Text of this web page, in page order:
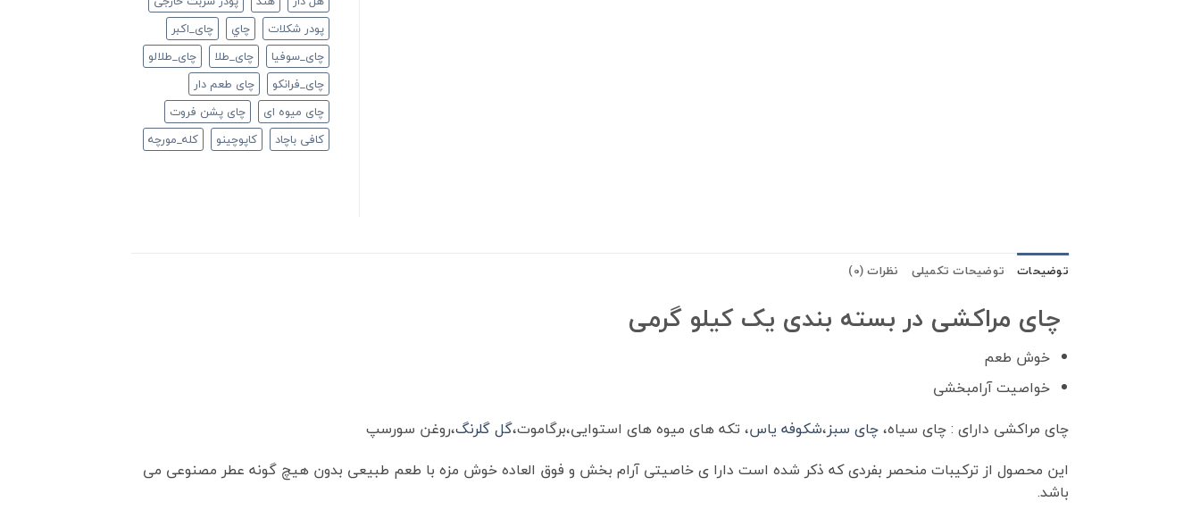
پودر شکلات
چاي
چای_اکبر
چای_سوفیا
چای_طلا
چای_طلالو
چای_فرانكو
چای طعم دار
چای میوه ای
چای پشن فروت
کافی باچاد
کاپوچینو کله_مورچه
توضیحات توضیحات تکمیلی نظرات (0)
چای مراکشی در بسته بندی یک کیلو گرمی
خوش طعم
خواصیت آرامبخشی
چای مراکشی دارای : چای سیاه،چای سبز،شکوفه یاس، تکه های میوه های استوایی،برگاموت،گل گلرنگ،روغن سورسپ
این محصول از ترکیبات منحصر بفردی که ذکر شده است دارا ی خاصیتی آرام بخش و فوق العاده خوش مزه با طعم طبیعی بدون هیچ گونه عطر مصنوعی می
باشد.